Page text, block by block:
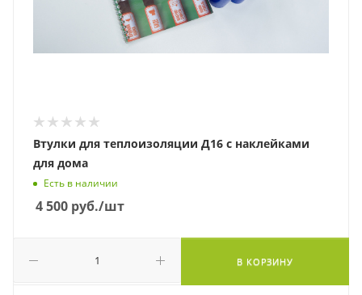
Втулки для теплоизоляции Д16 с наклейками
для дома
Есть в наличии
4 500 руб./шт
В КОРЗИНУ